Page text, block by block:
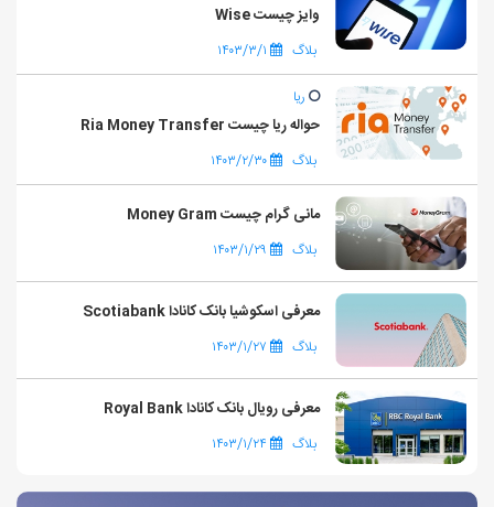
وایز چیست Wise
بلاگ ۱۴۰۳/۳/۱
ریا
حواله ریا چیست Ria Money Transfer
بلاگ ۱۴۰۳/۲/۳۰
مانی گرام چیست Money Gram
بلاگ ۱۴۰۳/۱/۲۹
معرفی اسکوشیا بانک کانادا Scotiabank
بلاگ ۱۴۰۳/۱/۲۷
معرفی رویال بانک کانادا Royal Bank
بلاگ ۱۴۰۳/۱/۲۴